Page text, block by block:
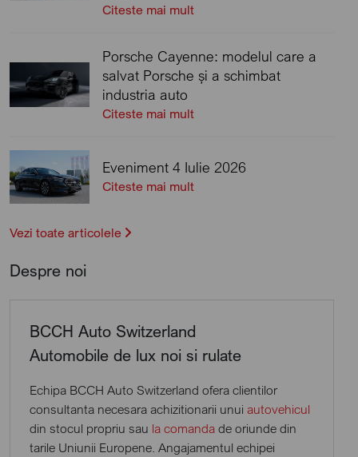
Citeste mai mult
Porsche Cayenne: modelul care a
salvat Porsche și a schimbat
industria auto
Citeste mai mult
Eveniment 4 Iulie 2026
Citeste mai mult
Vezi toate articolele
Despre noi
BCCH Auto Switzerland
Automobile de lux noi si rulate
Echipa BCCH Auto Switzerland ofera clientilor
consultanta necesara achizitionarii unui autovehicul
din stocul propriu sau la comanda de oriunde din
tarile Uniunii Europene. Angajamentul echipei